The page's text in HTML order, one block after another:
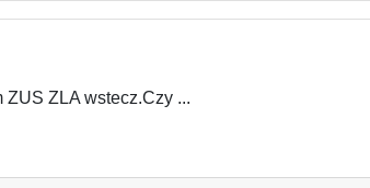
ZLA wstecz.Czy ...